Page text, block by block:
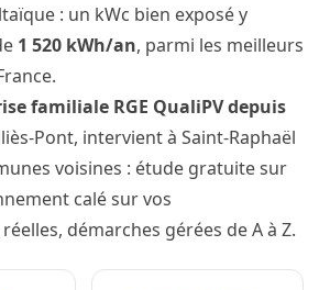
: un kWc bien exposé y
1 520 kWh/an, parmi les meilleurs
familiale RGE QualiPV depuis
Pont, intervient à Saint-Raphaël
voisines : étude gratuite sur
calé sur vos
démarches gérées de A à Z.